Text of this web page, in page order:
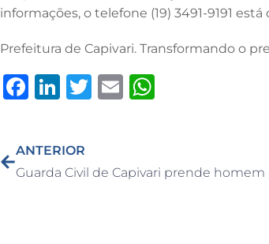
informações, o telefone (19) 3491-9191
Prefeitura de Capivari. Transformando o
F
c
e
b
Li
k
e
dI
T
te
r
E
l
s
A
ANTERIOR